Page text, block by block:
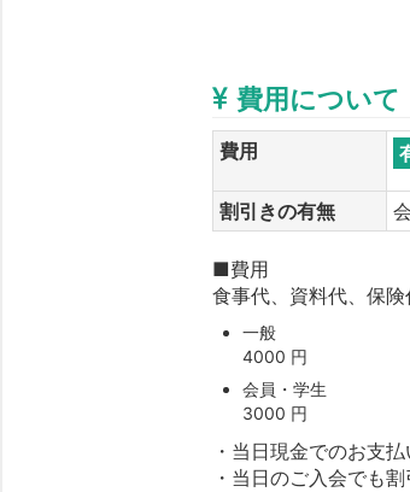
費用について
費用
割引きの有無
■費用
食事代、資料代、保
一般
4000 円
会員・学生
3000 円
・当日現金でのお支払
・当日のご入会でも